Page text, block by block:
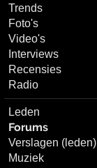
Trends
Foto's
Video's
Interviews
Recensies
Radio
Leden
Forums
Verslagen (leden)
Muziek